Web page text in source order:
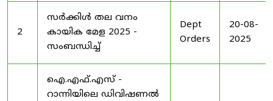
2
സർക്കിൾ തല വനം
കായിക മേള 2025 -
സംബന്ധിച്ച്
Dept
Orders
20-08-
2025
ഐ.എഫ്.എസ് -
റാന്നിയിലെ ഡിവിഷണൽ